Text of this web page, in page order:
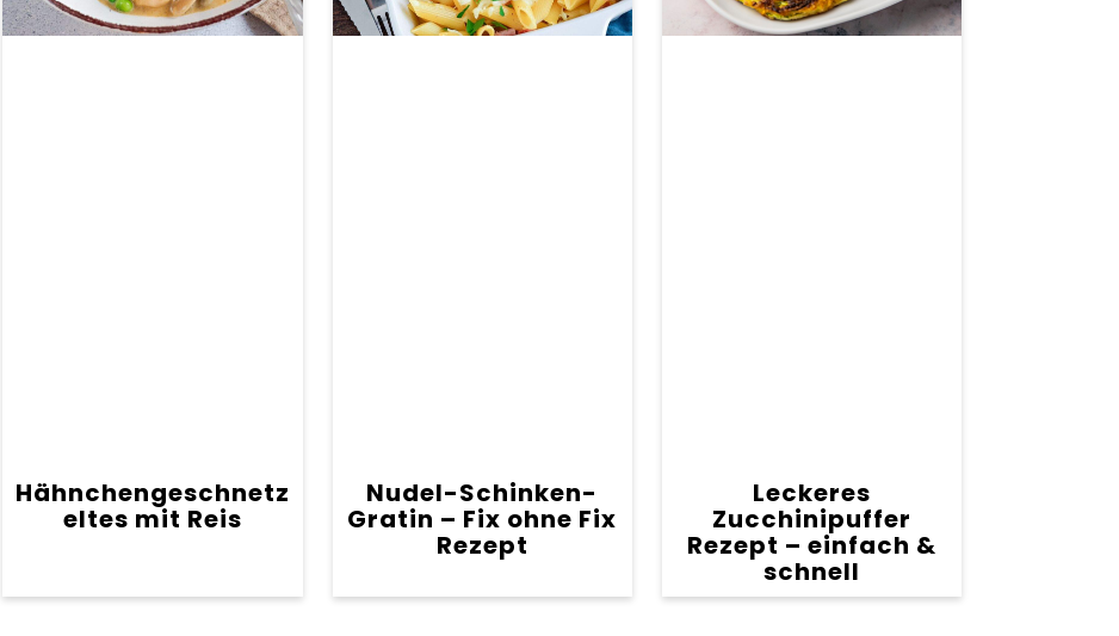
Hähnchengeschnetz
eltes mit Reis
Nudel-Schinken-
Gratin – Fix ohne Fix
Rezept
Leckeres
Zucchinipuffer
Rezept – einfach &
schnell